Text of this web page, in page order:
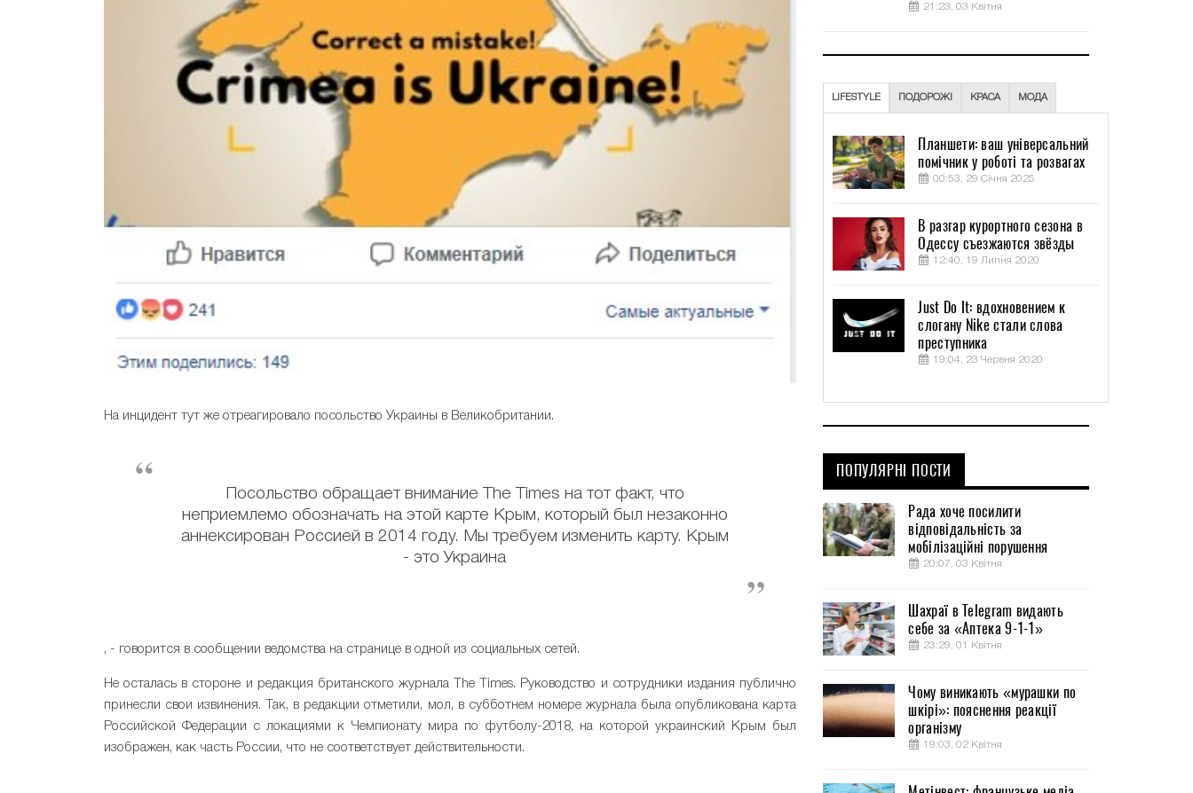
На инцидент тут же отреагировало посольство Украины в Великобритании.
Посольство обращает внимание The Times на тот факт, что
неприемлемо обозначать на этой карте Крым, который был незаконно
аннексирован Россией в 2014 году. Мы требуем изменить карту. Крым
- это Украина
, - говорится в сообщении ведомства на странице в одной из социальных сетей.
Не осталась в стороне и редакция британского журнала The Times. Руководство и сотрудники издания публично
принесли свои извинения. Так, в редакции отметили, мол, в субботнем номере журнала была опубликована карта
Российской Федерации с локациями к Чемпионату мира по футболу-2018, на которой украинский Крым был
изображен, как часть России, что не соответствует действительности.
21:23, 03 Квітня
LIFESTYLE ПОДОРОЖІ КРАСА МОДА
Планшети: ваш універсальний
помічник у роботі та розвагах
00:53, 29 Січня 2025
В разгар курортного сезона в
Одессу съезжаются звёзды
12:40, 19 Липня 2020
Just Do It: вдохновением к
слогану Nike стали слова
преступника
19:04, 23 Червня 2020
ПОПУЛЯРНІ ПОСТИ
Рада хоче посилити
відповідальність за
мобілізаційні порушення
20:07, 03 Квітня
Шахраї в Telegram видають
себе за «Аптека 9-1-1»
23:29, 01 Квітня
Чому виникають «мурашки по
шкірі»: пояснення реакції
організму
19:03, 02 Квітня